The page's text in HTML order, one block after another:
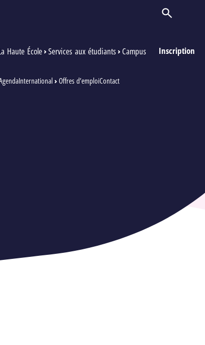
Haute École Services aux étudiants Campus Inscription
International Offres d’emploiContact
Ouvrir/